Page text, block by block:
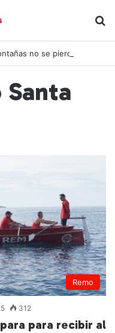
Remo
312
para recibir al